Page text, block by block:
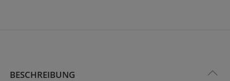
BESCHREIBUNG